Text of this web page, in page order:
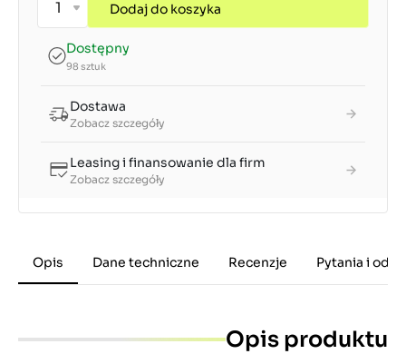
Dodaj do koszyka
Dostępny
98 sztuk
Dostawa
Zobacz szczegóły
Leasing i finansowanie dla firm
Zobacz szczegóły
Opis Dane techniczne Recenzje Pytania i
Opis produktu